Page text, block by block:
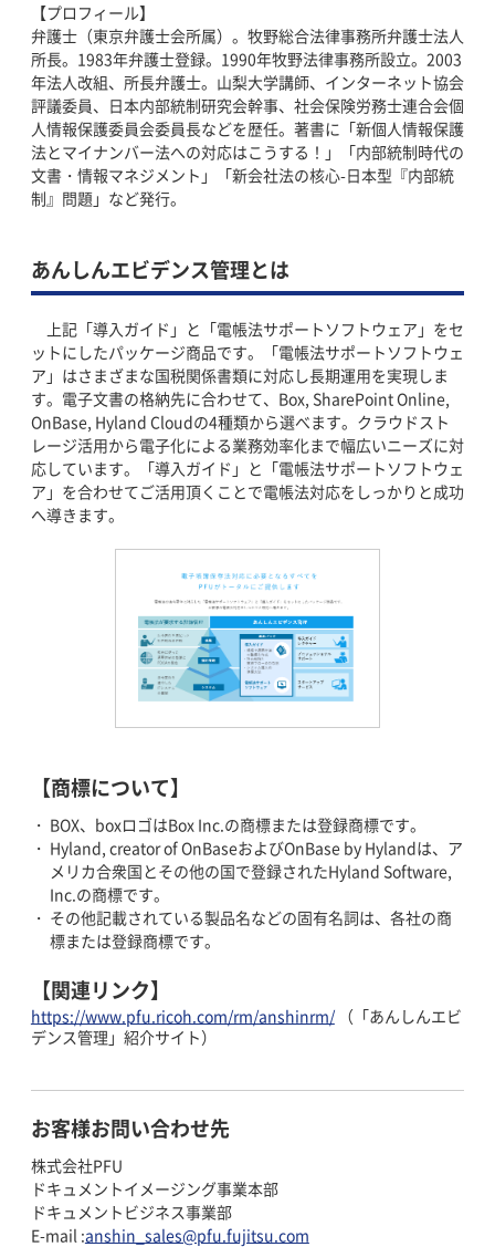
【プロフィール】
弁護士（東京弁護士会所属）。牧野総合法律事務所弁護士法人
所長。1983年弁護士登録。1990年牧野法律事務所設立。2003
年法人改組、所長弁護士。山梨大学講師、インターネット協会
評議委員、日本内部統制研究会幹事、社会保険労務士連合会個
人情報保護委員会委員長などを歴任。著書に「新個人情報保護
法とマイナンバー法への対応はこうする！」「内部統制時代の
文書・情報マネジメント」「新会社法の核心-日本型『内部統
制』問題」など発行。
あんしんエビデンス管理とは
上記「導入ガイド」と「電帳法サポートソフトウェア」をセ
ットにしたパッケージ商品です。「電帳法サポートソフトウェ
ア」はさまざまな国税関係書類に対応し長期運用を実現しま
す。電子文書の格納先に合わせて、Box, SharePoint Online,
OnBase, Hyland Cloudの4種類から選べます。クラウドスト
レージ活用から電子化による業務効率化まで幅広いニーズに対
応しています。「導入ガイド」と「電帳法サポートソフトウェ
ア」を合わせてご活用頂くことで電帳法対応をしっかりと成功
へ導きます。
【商標について】
BOX、boxロゴはBox Inc.の商標または登録商標です。
Hyland, creator of OnBaseおよびOnBase by Hylandは、ア
メリカ合衆国とその他の国で登録されたHyland Software,
Inc.の商標です。
その他記載されている製品名などの固有名詞は、各社の商
標または登録商標です。
【関連リンク】
https://www.pfu.ricoh.com/rm/anshinrm/（「あんしんエビ
デンス管理」紹介サイト）
お客様お問い合わせ先
株式会社PFU
ドキュメントイメージング事業本部
ドキュメントビジネス事業部
E-mail :anshin_sales@pfu.fujitsu.com